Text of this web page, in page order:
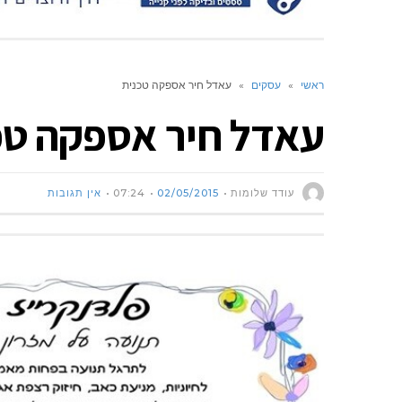
ראשי » עסקים » עאדל חיר אספקה טכנית
עאדל חיר אספקה
עודד שלומות 02/05/2015
07:24 אין תגובות